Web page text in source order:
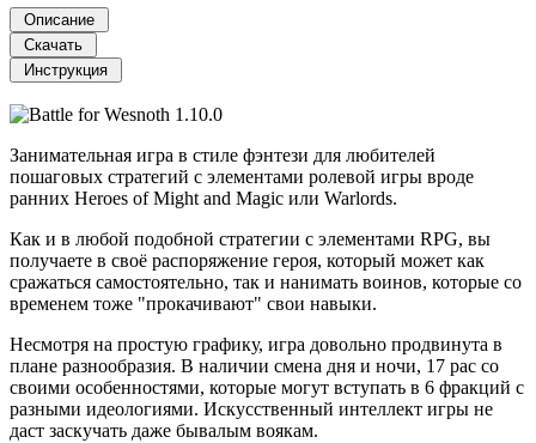
Занимательная игра в стиле фэнтези для любителей
пошаговых стратегий с элементами ролевой игры вроде
ранних Heroes of Might and Magic или Warlords.
Как и в любой подобной стратегии с элементами RPG, вы
получаете в своё распоряжение героя, который может как
сражаться самостоятельно, так и нанимать воинов, которые со
временем тоже "прокачивают" свои навыки.
Несмотря на простую графику, игра довольно продвинута в
плане разнообразия. В наличии смена дня и ночи, 17 рас со
своими особенностями, которые могут вступать в 6 фракций с
разными идеологиями. Искусственный интеллект игры не
даст заскучать даже бывалым воякам.